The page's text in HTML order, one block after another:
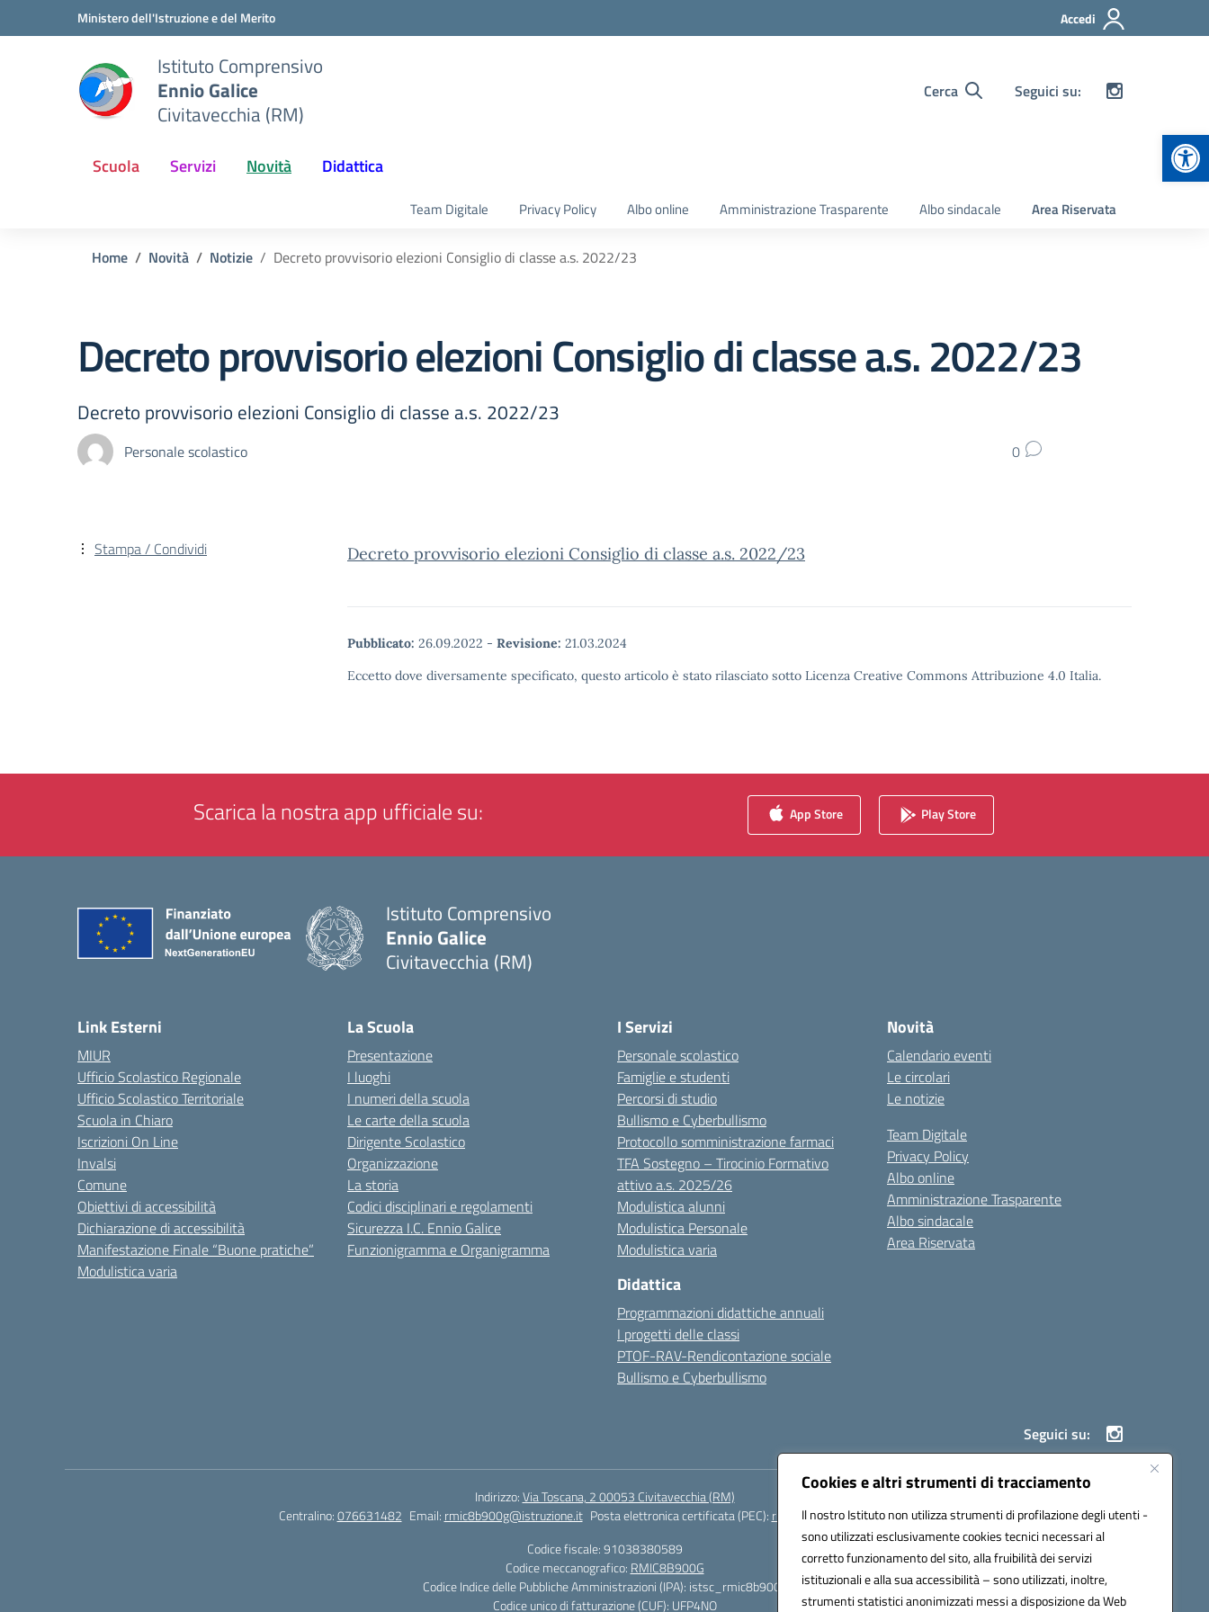
Cookies e altri strumenti di tracciamento
Il nostro Istituto non utilizza strumenti di profilazione degli utenti -
sono utilizzati esclusivamente cookies tecnici necessari al
corretto funzionamento del sito, alla fruibilità dei servizi
istituzionali e alla sua accessibilità – sono utilizzati, inoltre,
strumenti statistici anonimizzati messi a disposizione da Web
Vai ai contenuti
Vai al menu di navigazioneMinistero dell'Istruzione e del Merito Accedi
Istituto Comprensivo
Ennio Galice
Civitavecchia (RM)
Cerca Seguici su:
Scuola Servizi Novità Didattica
Team Digitale Privacy Policy Albo online Amministrazione Trasparente Albo sindacale Area Riservata
Home Novità Notizie Decreto provvisorio elezioni Consiglio di classe a.s. 2022/23
Decreto provvisorio elezioni Consiglio di classe a.s. 2022/23
Decreto provvisorio elezioni Consiglio di classe a.s. 2022/23
Personale scolastico 0
Decreto provvisorio elezioni Consiglio di classe a.s. 2022/23
Pubblicato: 26.09.2022 - Revisione: 21.03.2024
Eccetto dove diversamente specificato, questo articolo è stato rilasciato sotto Licenza Creative Commons Attribuzione 4.0 Italia.
Stampa / Condividi
Scarica la nostra app ufficiale su: App Store Play Store
Istituto Comprensivo
Ennio Galice
Civitavecchia (RM)
Link Esterni
MIUR
Ufficio Scolastico Regionale
Ufficio Scolastico Territoriale
Scuola in Chiaro
Iscrizioni On Line
Invalsi
Comune
Obiettivi di accessibilità
Dichiarazione di accessibilità
Manifestazione Finale “Buone pratiche”
Modulistica varia
La Scuola
Presentazione
I luoghi
I numeri della scuola
Le carte della scuola
Dirigente Scolastico
Organizzazione
La storia
Codici disciplinari e regolamenti
Sicurezza I.C. Ennio Galice
Funzionigramma e Organigramma
I Servizi
Personale scolastico
Famiglie e studenti
Percorsi di studio
Bullismo e Cyberbullismo
Protocollo somministrazione farmaci
TFA Sostegno – Tirocinio Formativo
attivo a.s. 2025/26
Modulistica alunni
Modulistica Personale
Modulistica varia
Didattica
Programmazioni didattiche annuali
I progetti delle classi
PTOF-RAV-Rendicontazione sociale
Bullismo e Cyberbullismo
Novità
Calendario eventi
Le circolari
Le notizie
Team Digitale
Privacy Policy
Albo online
Amministrazione Trasparente
Albo sindacale
Area Riservata
Seguici su:
Indirizzo:Via Toscana, 2 00053 Civitavecchia (RM)
Centralino:076631482 Email: rmic8b900g@istruzione.it Posta elettronica certificata (PEC): rmic8b900g@pec.istruzione.it
Codice fiscale: 91038380589
Codice meccanografico: RMIC8B900G
Codice Indice delle Pubbliche Amministrazioni (IPA): istsc_rmic8b900g
Codice unico di fatturazione (CUF): UFP4NO